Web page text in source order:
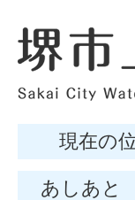
現在の
あしあと